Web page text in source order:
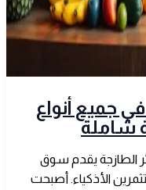
أنواع
شاملة
الطازجة يقدم سوق
الأذكياء. أصبحت